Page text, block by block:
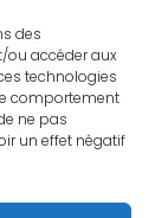
des
ou accéder aux
technologies
comportement
ne pas
un effet négatif